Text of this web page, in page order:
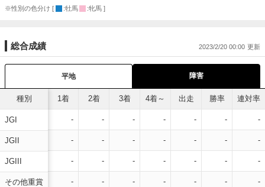
※性別の色分け [ :牡馬 :牝馬 ]
総合成績 2023/2/20 00:00
平地 障害
種別
JGI
JGII
JGIII
その他重賞
1着 2着 3着 4着～ 出走 勝率 連対率
- - - - - - -
- - - - - - -
- - - - - - -
- - - - - - -